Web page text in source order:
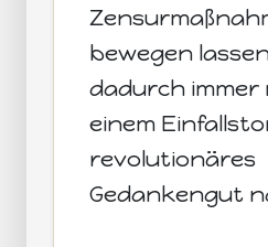
bewegen
dadurch immer
einem
revolutionäres
Gedankengut